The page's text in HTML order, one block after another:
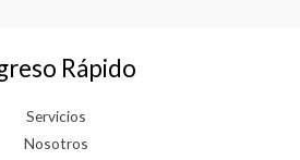
Rápido
Servicios
Nosotros